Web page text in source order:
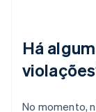
Há
No momento,